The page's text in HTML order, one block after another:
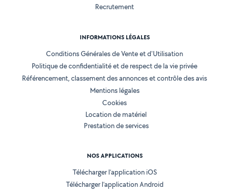
Recrutement
INFORMATIONS LÉGALES
Conditions Générales de Vente et d'Utilisation
Politique de confidentialité et de respect de la vie privée
Référencement, classement des annonces et contrôle des avis
Mentions légales
Cookies
Location de matériel
Prestation de services
NOS APPLICATIONS
Télécharger l’application iOS
Télécharger l’application Android